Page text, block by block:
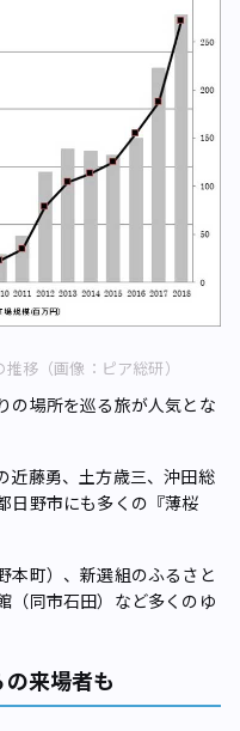
移（画像：ピア総研）
の場所を巡る旅が人気とな
近藤勇、土方歳三、沖田総
日野市にも多くの『薄桜
本町）、新選組のふるさと
（同市石田）など多くのゆ
来場者も